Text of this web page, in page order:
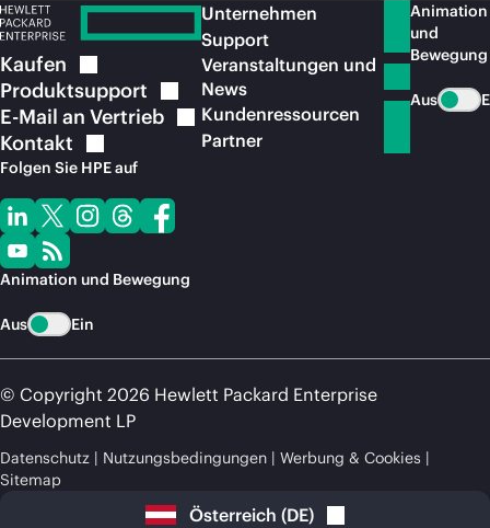
Kaufen
Produktsupport
E-Mail an Vertrieb
Kontakt
Folgen Sie HPE auf
Animation und Bewegung
Aus Ein
Unternehmen
Support
Veranstaltungen und
News
Kundenressourcen
Partner
Animation
und
Bewegung
Aus
© Copyright 2026 Hewlett Packard Enterprise
Development LP
Datenschutz Nutzungsbedingungen
Werbung & Cookies
Sitemap
Österreich (DE)